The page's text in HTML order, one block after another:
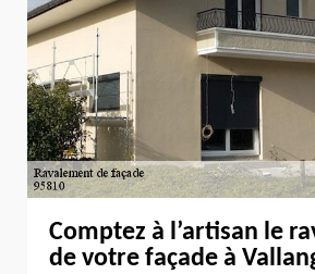
Comptez à l’artisan le
de votre façade à